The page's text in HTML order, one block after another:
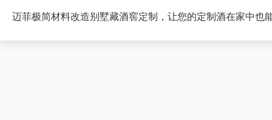
迈菲极简材料改造别墅藏酒窖定制，让您的定制酒在家中也